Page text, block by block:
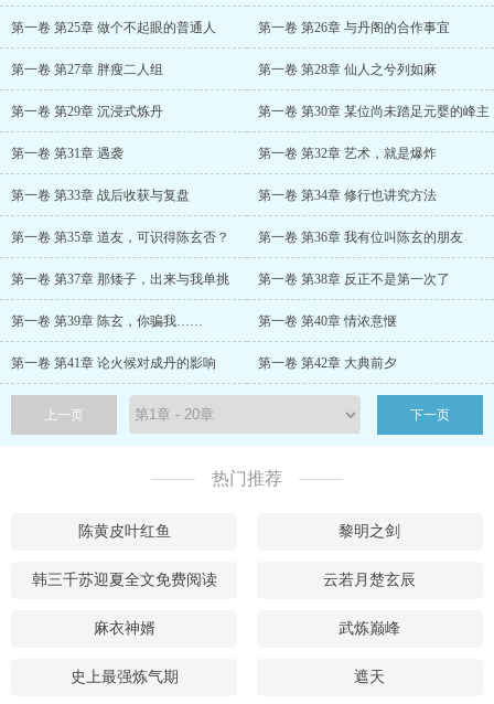
第一卷 第25章 做个不起眼的普通人 第一卷 第26章 与丹阁的合作事宜
第一卷 第27章 胖瘦二人组 第一卷 第28章 仙人之兮列如麻
第一卷 第29章 沉浸式炼丹 第一卷 第30章 某位尚未踏足元婴的峰主
第一卷 第31章 遇袭 第一卷 第32章 艺术，就是爆炸
第一卷 第33章 战后收获与复盘 第一卷 第34章 修行也讲究方法
第一卷 第35章 道友，可识得陈玄否？ 第一卷 第36章 我有位叫陈玄的朋友
第一卷 第37章 那矮子，出来与我单挑 第一卷 第38章 反正不是第一次了
第一卷 第39章 陈玄，你骗我…… 第一卷 第40章 情浓意惬
第一卷 第41章 论火候对成丹的影响 第一卷 第42章 大典前夕
上一页 下一页
热门推荐
陈黄皮叶红鱼 黎明之剑
韩三千苏迎夏全文免费阅读 云若月楚玄辰
麻衣神婿 武炼巅峰
史上最强炼气期 遮天